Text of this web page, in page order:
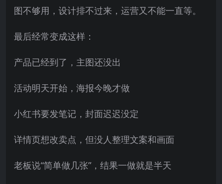
图不够用，设计排不过来，运营又不能一直等。
最后经常变成这样：
产品已经到了，主图还没出
活动明天开始，海报今晚才做
小红书要发笔记，封面迟迟没定
详情页想改卖点，但没人整理文案和画面
老板说“简单做几张”，结果一做就是半天